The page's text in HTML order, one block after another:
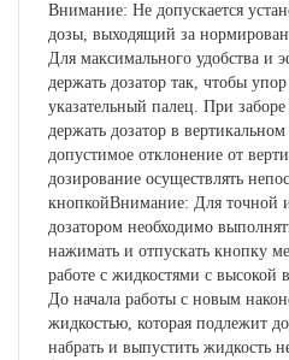
Внимание: Не допускается
дозы, выходящий за
Для максимального удобства и
держать дозатор так, чтобы
указательный палец. При
держать дозатор в
допустимое отклонение от
дозирование осуществлять
кнопкойВнимание: Для точной
дозатором необходимо
нажимать и отпускать кнопку
работе с жидкостями с высокой
До начала работы с новым
жидкостью, которая подлежит
набрать и выпустить жидкость